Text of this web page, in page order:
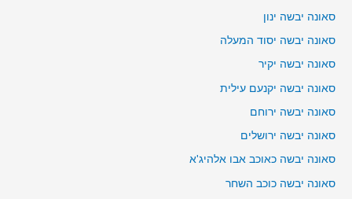
סאונה יבשה ינון
סאונה יבשה יסוד המעלה
סאונה יבשה יקיר
סאונה יבשה יקנעם עילית
סאונה יבשה ירוחם
סאונה יבשה ירושלים
סאונה יבשה כאוכב אבו אלהיג'א
סאונה יבשה כוכב השחר